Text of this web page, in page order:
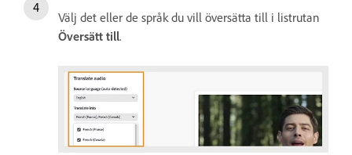
Välj det eller de språk du vill översätta till i listrutan
Översätt till.